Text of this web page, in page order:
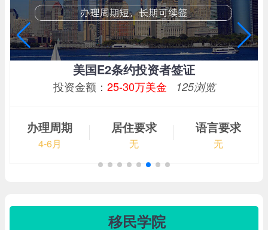
美国E2条约投资者签证
投资金额： 25-30万美金 125浏览
办理周期
4-6月
居住要求
无
语言要求
无
移民学院